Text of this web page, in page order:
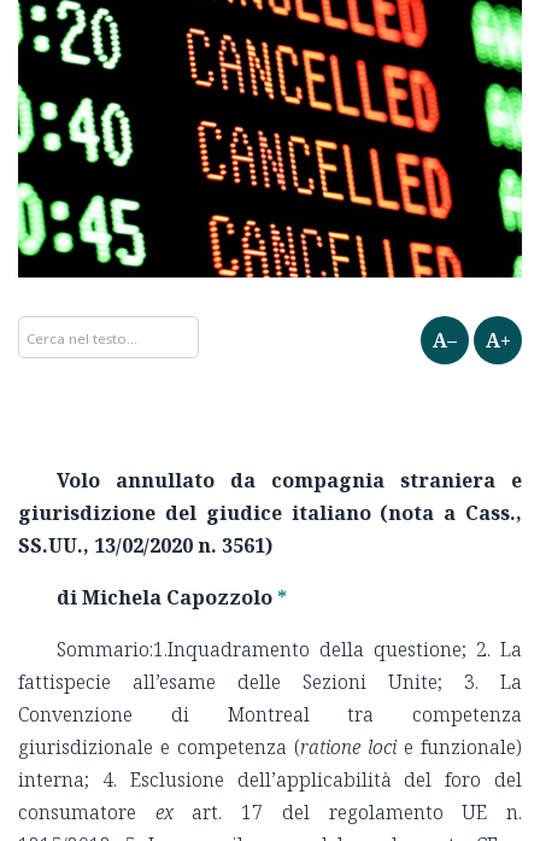
A– A+
Volo annullato da compagnia straniera e
giurisdizione del giudice italiano(nota a Cass.,
SS.UU., 13/02/2020 n. 3561)
diMichela Capozzolo*
Sommario:1.Inquadramento della questione; 2. La
fattispecie all’esame delle Sezioni Unite; 3. La
Convenzione di Montreal tra competenza
giurisdizionale e competenza (ratione loci e funzionale)
interna; 4. Esclusione dell’applicabilità del foro del
consumatore exart. 17 del regolamento UE n.